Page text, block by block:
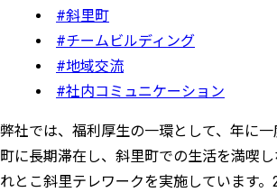
#斜里町
#チームビルディング
#地域交流
#社内コミュニケーション
弊社では、福利厚生の一環として、年に
町に長期滞在し、斜里町での生活を満喫
れとこ斜里テレワークを実施しています